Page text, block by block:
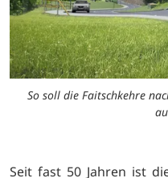
So soll die Faitschkehre
Seit fast 50 Jahren ist